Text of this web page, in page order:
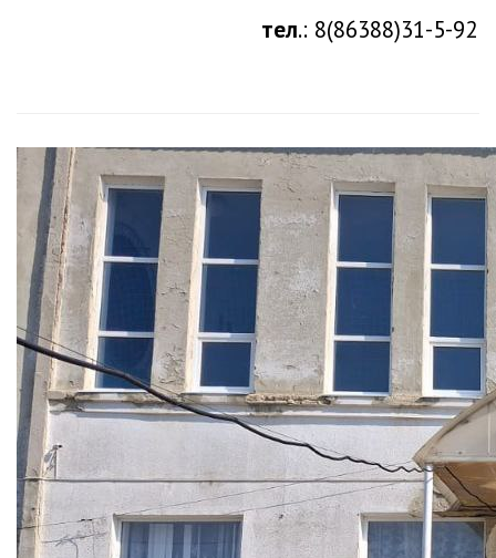
тел.: 8(86388)31-5-92